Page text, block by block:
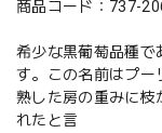
商品コード：737-
希少な黒葡萄品種で
す。この名前はプー
熟した房の重みに枝
れたと言